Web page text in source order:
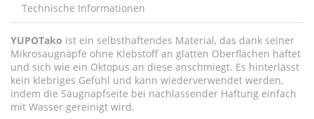
Technische Informationen
YUPOTako ist ein selbsthaftendes Material, das dank seiner
Mikrosaugnäpfe ohne Klebstoff an glatten Oberflächen haftet
und sich wie ein Oktopus an diese anschmiegt. Es hinterlässt
kein klebriges Gefühl und kann wiederverwendet werden,
indem die Saugnapfseite bei nachlassender Haftung einfach
mit Wasser gereinigt wird.